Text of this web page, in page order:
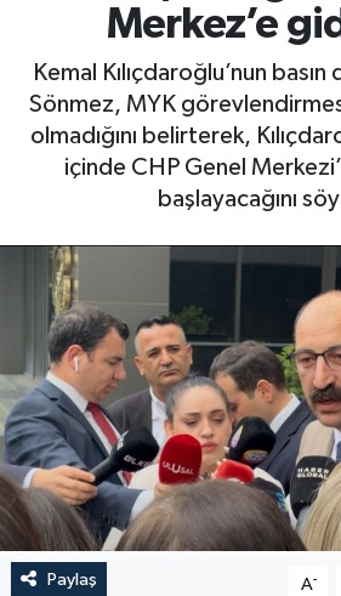
Merkez’e
Kemal Kılıçdaroğlu’nun basın
Sönmez, MYK
olmadığını belirterek,
içinde CHP Genel
başlayacağını
Paylaş A-